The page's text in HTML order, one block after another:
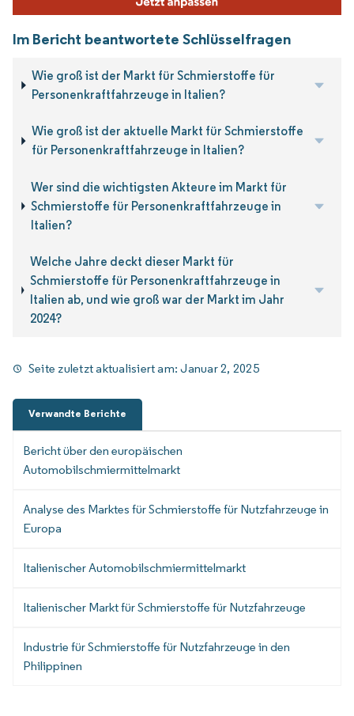
Im Bericht beantwortete Schlüsselfragen
Wie groß ist der Markt für Schmierstoffe für
Personenkraftfahrzeuge in Italien?
Wie groß ist der aktuelle Markt für Schmierstoffe
für Personenkraftfahrzeuge in Italien?
Wer sind die wichtigsten Akteure im Markt für
Schmierstoffe für Personenkraftfahrzeuge in
Italien?
Welche Jahre deckt dieser Markt für
Schmierstoffe für Personenkraftfahrzeuge in
Italien ab, und wie groß war der Markt im Jahr
2024?
Seite zuletzt aktualisiert am:Januar 2, 2025
Verwandte Berichte
Bericht über den europäischen
Automobilschmiermittelmarkt
Analyse des Marktes für Schmierstoffe für Nutzfahrzeuge in
Europa
Italienischer Automobilschmiermittelmarkt
Italienischer Markt für Schmierstoffe für Nutzfahrzeuge
Industrie für Schmierstoffe für Nutzfahrzeuge in den
Philippinen